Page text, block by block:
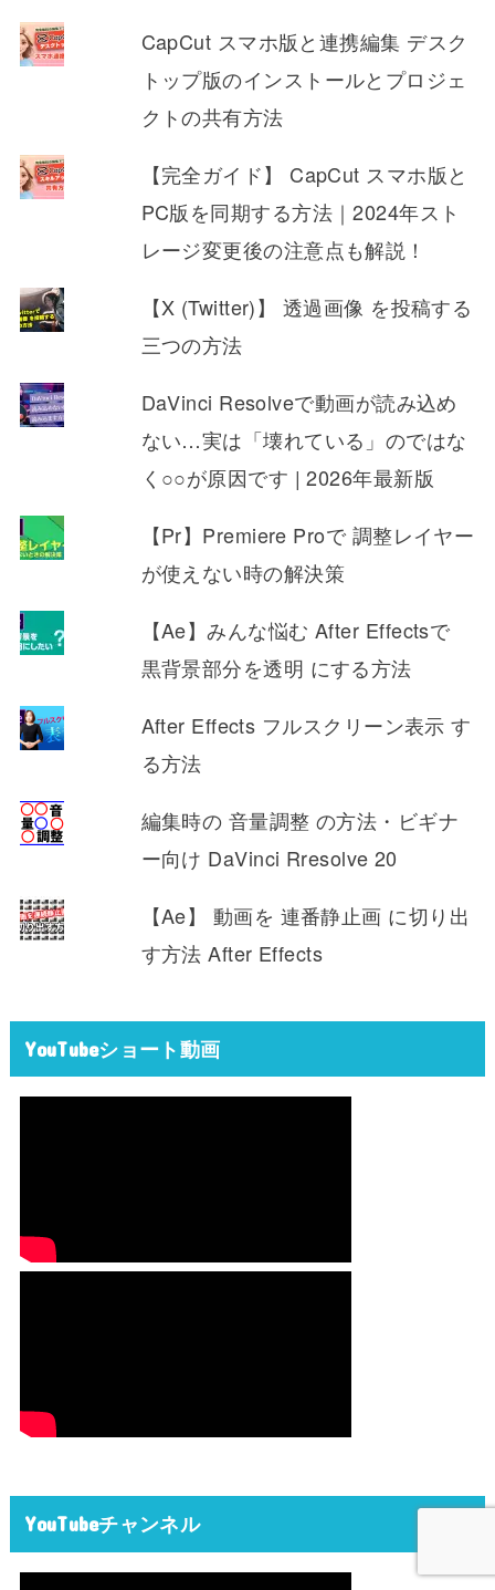
CapCut スマホ版と連携編集 デスク
トップ版のインストールとプロジェ
クトの共有方法
【完全ガイド】 CapCut スマホ版と
PC版を同期する方法｜2024年スト
レージ変更後の注意点も解説！
【X (Twitter)】 透過画像 を投稿する
三つの方法
DaVinci Resolveで動画が読み込め
ない…実は「壊れている」のではな
く○○が原因です | 2026年最新版
【Pr】Premiere Proで 調整レイヤー
が使えない時の解決策
【Ae】みんな悩む After Effectsで
黒背景部分を透明 にする方法
After Effects フルスクリーン表示 す
る方法
編集時の 音量調整 の方法・ビギナ
ー向け DaVinci Rresolve 20
【Ae】 動画を 連番静止画 に切り出
す方法 After Effects
YouTubeショート動画
YouTubeチャンネル